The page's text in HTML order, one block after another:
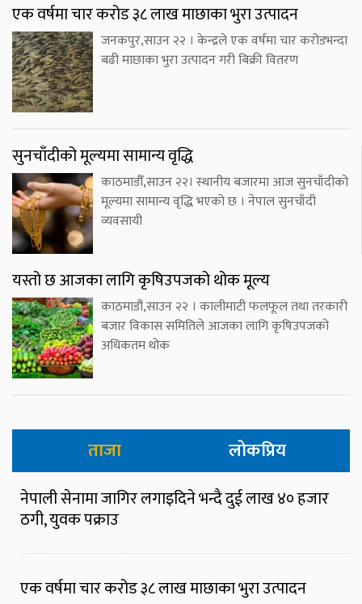
एक वर्षमा चार करोड ३८ लाख माछाका भुरा उत्पादन
जनकपुर,साउन २२ । केन्द्रले एक वर्षमा चार करोडभन्दा
बढी माछाका भुरा उत्पादन गरी बिक्री वितरण
सुनचाँदीको मूल्यमा सामान्य वृद्धि
काठमाडौँ,साउन २२। स्थानीय बजारमा आज सुनचाँदीको
मूल्यमा सामान्य वृद्धि भएको छ । नेपाल सुनचाँदी
व्यवसायी
यस्तो छ आजका लागि कृषिउपजको थोक मूल्य
काठमाडौं,साउन २२ । कालीमाटी फलफूल तथा तरकारी
बजार विकास समितिले आजका लागि कृषिउपजको
अधिकतम थोक
ताजा लोकप्रिय
नेपाली सेनामा जागिर लगाइदिने भन्दै दुई लाख ४० हजार
ठगी, युवक पक्राउ
एक वर्षमा चार करोड ३८ लाख माछाका भुरा उत्पादन